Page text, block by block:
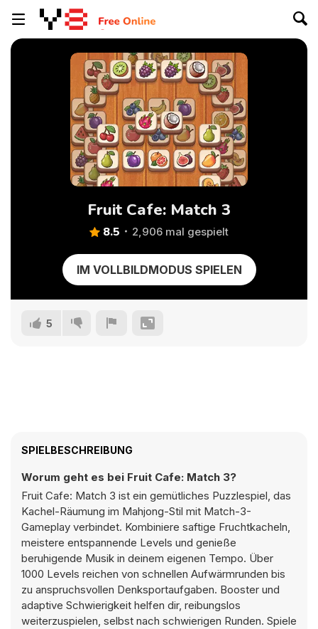
Fruit Cafe: Match 3
8.5 2,906 mal gespielt
IM VOLLBILDMODUS SPIELEN
5
SPIELBESCHREIBUNG
Worum geht es bei Fruit Cafe: Match 3?
Fruit Cafe: Match 3 ist ein gemütliches Puzzlespiel, das
Kachel-Räumung im Mahjong-Stil mit Match-3-
Gameplay verbindet. Kombiniere saftige Fruchtkacheln,
meistere entspannende Levels und genieße
beruhigende Musik in deinem eigenen Tempo. Über
1000 Levels reichen von schnellen Aufwärmrunden bis
zu anspruchsvollen Denksportaufgaben. Booster und
adaptive Schwierigkeit helfen dir, reibungslos
weiterzuspielen, selbst nach schwierigen Runden. Spiele